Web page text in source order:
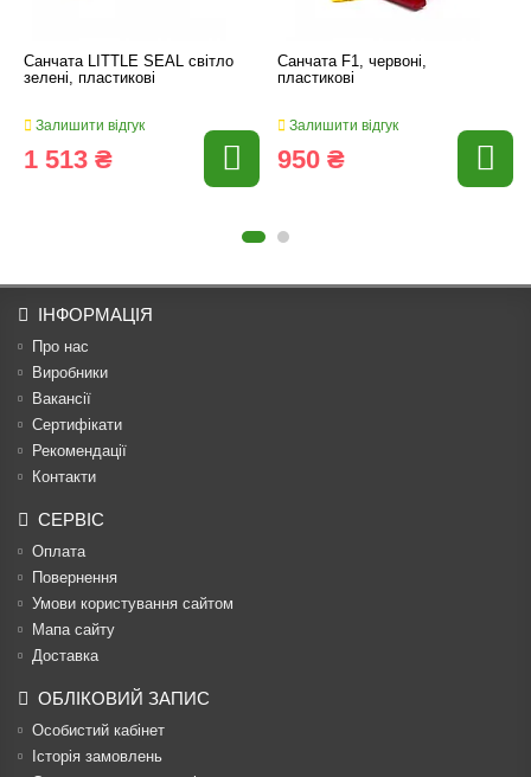
Санчата LITTLE SEAL cвітло
зелені, пластикові
Залишити відгук
1 513 ₴
Санчата F1, червоні,
пластикові
Залишити відгук
950 ₴
ІНФОРМАЦІЯ
Про нас
Виробники
Вакансії
Сертифікати
Рекомендації
Контакти
СЕРВІС
Оплата
Повернення
Умови користування сайтом
Мапа сайту
Доставка
ОБЛІКОВИЙ ЗАПИС
Особистий кабінет
Історія замовлень